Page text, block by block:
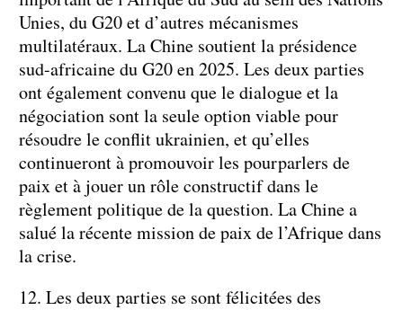
Unies, du G20 et d’autres mécanismes
multilatéraux. La Chine soutient la présidence
sud-africaine du G20 en 2025. Les deux parties
ont également convenu que le dialogue et la
négociation sont la seule option viable pour
résoudre le conflit ukrainien, et qu’elles
continueront à promouvoir les pourparlers de
paix et à jouer un rôle constructif dans le
règlement politique de la question. La Chine a
salué la récente mission de paix de l’Afrique dans
la crise.
12. Les deux parties se sont félicitées des